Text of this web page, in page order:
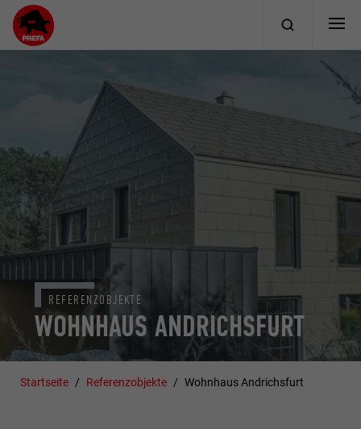
WOHNHAUS ANDRICHSFURT
REFERENZOBJEKTE
Startseite Referenzobjekte Wohnhaus Andrichsfurt